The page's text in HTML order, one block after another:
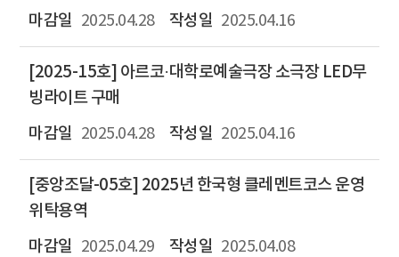
2025.04.28 2025.04.16
[2025-15호] 아르코·대학로예술극장 소극장 LED무
빙라이트 구매
2025.04.28 2025.04.16
[중앙조달-05호] 2025년 한국형 클레멘트코스 운영
위탁용역
2025.04.29 2025.04.08